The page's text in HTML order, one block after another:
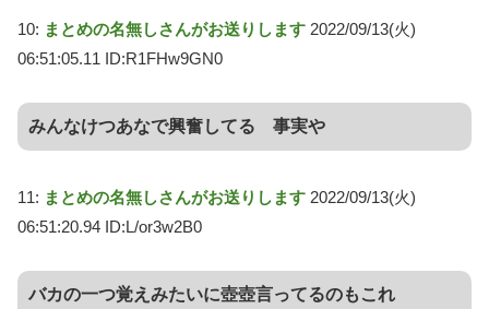
10: まとめの名無しさんがお送りします 2022/09/13(火)
06:51:05.11 ID:R1FHw9GN0
みんなけつあなで興奮してる 事実や
11: まとめの名無しさんがお送りします 2022/09/13(火)
06:51:20.94 ID:L/or3w2B0
バカの一つ覚えみたいに壺壺言ってるのもこれ